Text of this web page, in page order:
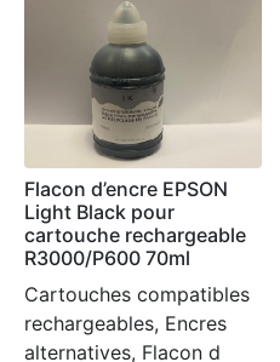
Flacon d’encre EPSON
Light Black pour
cartouche rechargeable
R3000/P600 70ml
Cartouches compatibles
rechargeables, Encres
alternatives, Flacon d